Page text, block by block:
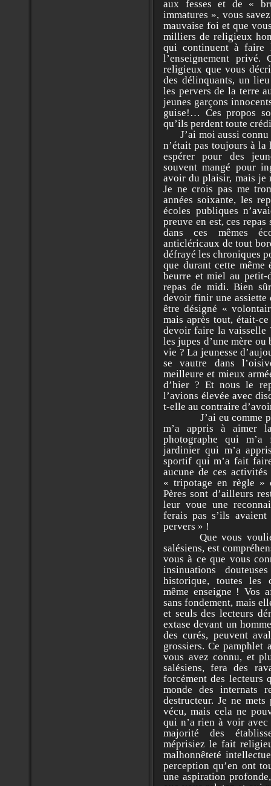
aux fesses et de «
immatures », vous
mauvaise foi et que
milliers de religieux
qui continuent à faire
l’enseignement privé.
religieux que vous
des délinquants, un
les pervers de la terre
jeunes garçons
guise!… Ces propos
qu’ils perdent toute
J’ai moi aussi connu
n’était pas toujours à la
espérer pour des
souvent mangé pour
avoir du plaisir, mais je
Je ne crois pas me
années soixante, les
écoles publiques
preuve en est, ces
dans ces mêmes
anticléricaux de tout
défrayé les chroniques
que durant cette même
beurre et miel au petit-
repas de midi. Bien
devoir finir une assiette
être désigné «
mais après tout, était-
devoir faire la vaisselle
les jupes d’une mère
vie ? La jeunesse
se vautre dans
meilleure et mieux
d’hier ? Et nous le
l’avions élevée avec
t-elle au contraire
J’ai eu comme
m’a appris à aimer
photographe qui
jardinier qui m’a
sportif qui m’a fait
aucune de ces
« tripotage en règle »
Pères sont d’ailleurs
leur voue une
ferais pas s’ils
pervers » !
Que vous vouliez
salésiens, est
vous à ce que vous
insinuations
historique, toutes les
même enseigne ! Vos
sans fondement, mais
et seuls des lecteurs
extase devant un
des curés, peuvent
grossiers. Ce pamphlet
vous avez connu, et
salésiens, fera des
forcément des lecteurs
monde des internats
destructeur. Je ne
vécu, mais cela ne
qui n’a rien à voir avec
majorité des
méprisiez le fait
malhonnêteté
perception qu’en ont
une aspiration